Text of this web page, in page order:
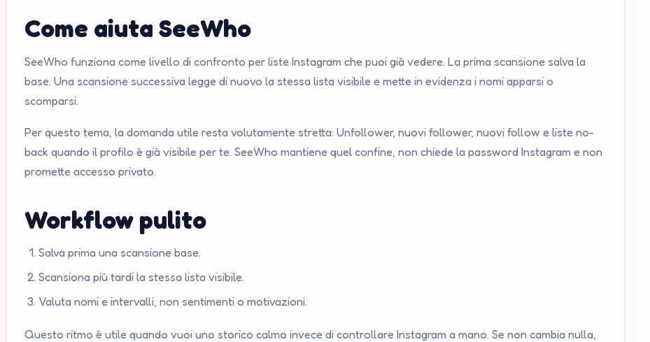
Come aiuta SeeWho
SeeWho funziona come livello di confronto per liste Instagram che puoi già vedere. La prima scansione salva la
base. Una scansione successiva legge di nuovo la stessa lista visibile e mette in evidenza i nomi apparsi o
scomparsi.
Per questo tema, la domanda utile resta volutamente stretta: Unfollower, nuovi follower, nuovi follow e liste no-
back quando il profilo è già visibile per te. SeeWho mantiene quel confine, non chiede la password Instagram e non
promette accesso privato.
Workflow pulito
Salva prima una scansione base.
Scansiona più tardi la stessa lista visibile.
Valuta nomi e intervalli, non sentimenti o motivazioni.
Questo ritmo è utile quando vuoi uno storico calmo invece di controllare Instagram a mano. Se non cambia nulla,